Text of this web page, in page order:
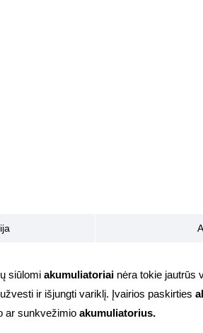
siūlomi akumuliatoriai nėra tokie jautrūs
ir išjungti variklį. Įvairios paskirties
ar sunkvežimio akumuliatorius.